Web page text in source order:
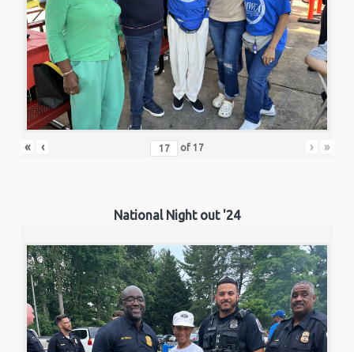
« ‹ of 17 › »
National Night out '24